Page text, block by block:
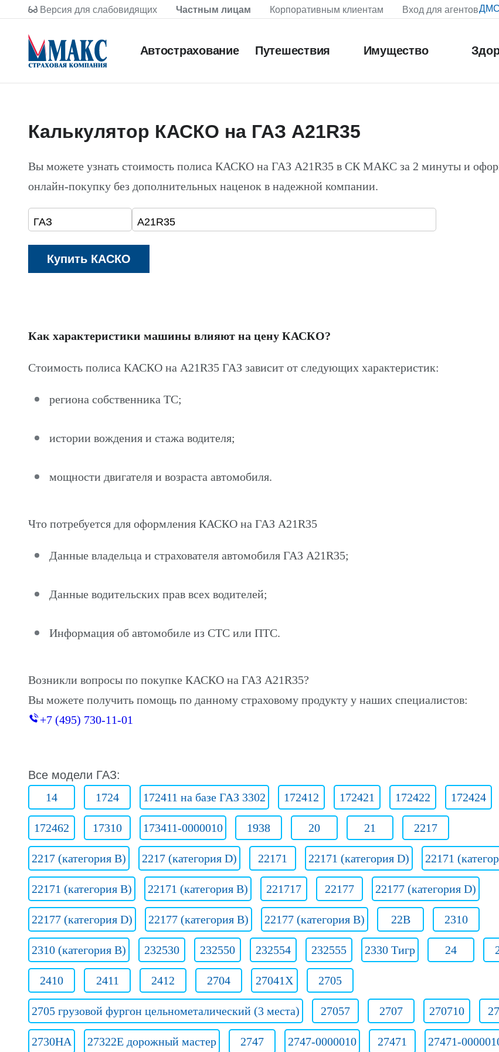
Версия для слабовидящих Частным лицам Корпоративным клиентам Вход для агентовДМС
Автострахование Путешествия Имущество
Калькулятор КАСКО на ГАЗ A21R35
Вы можете узнать стоимость полиса КАСКО на ГАЗ A21R35 в СК МАКС за 2 минуты и
онлайн-покупку без дополнительных наценок в надежной компании.
Как характеристики машины влияют на цену КАСКО?
Стоимость полиса КАСКО на A21R35 ГАЗ зависит от следующих характеристик:
региона собственника ТС;
истории вождения и стажа водителя;
мощности двигателя и возраста автомобиля.
Что потребуется для оформления КАСКО на ГАЗ A21R35
Данные владельца и страхователя автомобиля ГАЗ A21R35;
Данные водительских прав всех водителей;
Информация об автомобиле из СТС или ПТС.
Возникли вопросы по покупке КАСКО на ГАЗ A21R35?
Вы можете получить помощь по данному страховому продукту у наших специалистов:
+7 (495) 730-11-01
Все модели ГАЗ:
14
1724 172411 на базе ГАЗ 3302 172412 172421 172422 172424
172462 17310 173411-0000010 1938 20 21 2217
2217 (категория B) 2217 (категория D) 22171 22171 (категория D) 22171
22171 (категория В) 22171 (категория В) 221717 22177 22177 (категория D)
22177 (категория D) 22177 (категория В) 22177 (категория В) 22B 2310
2310 (категория B) 232530 232550 232554 232555 2330 Тигр 24
2410 2411 2412 2704 27041Х 2705
2705 грузовой фургон цельнометалический (3 места) 27057 2707 270710
2730НА 27322E дорожный мастер 2747 2747-0000010 27471 27471-